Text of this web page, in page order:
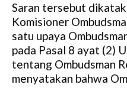
Saran tersebut
Komisioner
satu upaya
pada Pasal 8 ayat (2)
tentang Ombudsman
menyatakan bahwa